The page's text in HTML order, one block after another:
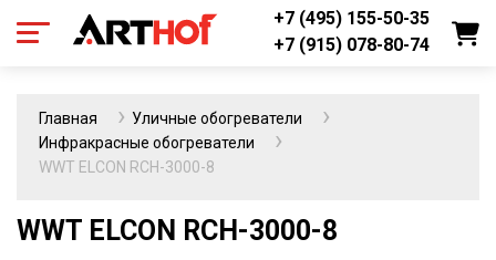
+7 (495) 155-50-35
+7 (915) 078-80-74
Главная
Уличные обогреватели
Инфракрасные обогреватели
WWT ELCON RCH-3000-8
WWT ELCON RCH-3000-8